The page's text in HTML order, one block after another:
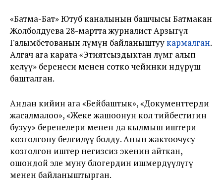
«Батма-Бат» Ютуб каналынын башчысы Батмакан
Жолболдуева 28-мартта журналист Арзыгүл
Галымбетованын өлүмүнө байланыштуу кармалган.
Алгач ага карата «Этиятсыздыктан өлүмгө алып
келүү» беренеси менен сотко чейинки өндүрүш
башталган.
Андан кийин ага «Бейбаштык», «Документтерди
жасалмалоо», «Жеке жашоонун кол тийбестигин
бузуу» беренелери менен да кылмыш иштери
козголгону белгилүү болду. Анын жактоочусу
козголгон иштер негизсиз экенин айткан,
ошондой эле муну блогердин ишмердүүлүгү
менен байланыштырган.